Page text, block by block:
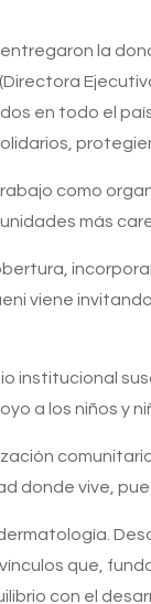
la
en todo el
como
más
viene
institucional
a los niños y
donde vive,
que,
con el